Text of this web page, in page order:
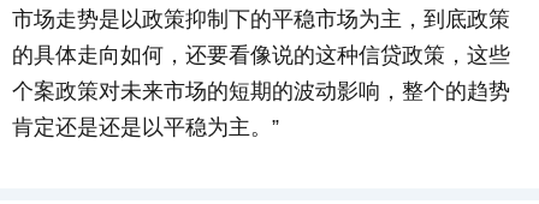
市场走势是以政策抑制下的平稳市场为主，到底政策
的具体走向如何，还要看像说的这种信贷政策，这些
个案政策对未来市场的短期的波动影响，整个的趋势
肯定还是还是以平稳为主。”